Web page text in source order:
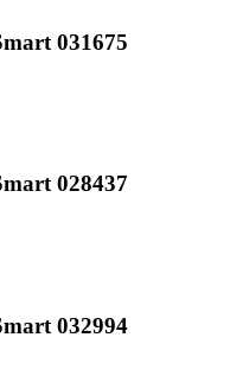
031675
028437
032994